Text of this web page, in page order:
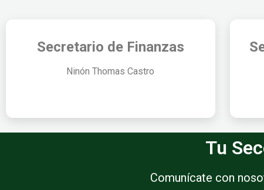
Secretario de Finanzas
Ninón Thomas Castro
Tu
Comunícate con